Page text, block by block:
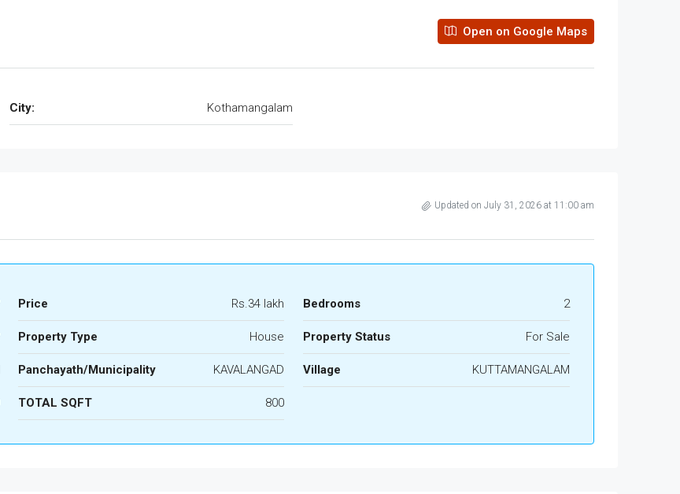
Open on Google Maps
City: Kothamangalam
Updated on July 31, 2026 at 11:00 am
Price Rs.34 lakh Bedrooms 2
Property Type House Property Status For Sale
Panchayath/Municipality KAVALANGAD Village KUTTAMANGALAM
TOTAL SQFT 800